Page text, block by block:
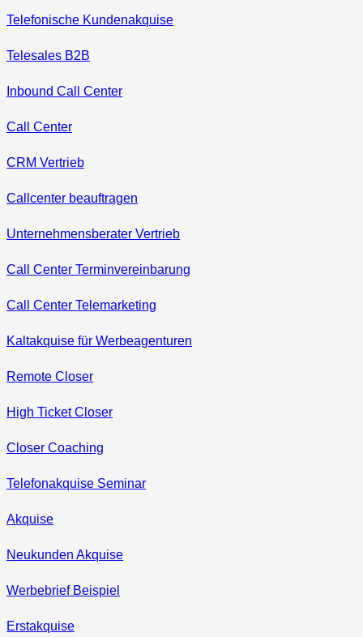
Telefonische Kundenakquise
Telesales B2B
Inbound Call Center
Call Center
CRM Vertrieb
Callcenter beauftragen
Unternehmensberater Vertrieb
Call Center Terminvereinbarung
Call Center Telemarketing
Kaltakquise für Werbeagenturen
Remote Closer
High Ticket Closer
Closer Coaching
Telefonakquise Seminar
Akquise
Neukunden Akquise
Werbebrief Beispiel
Erstakquise